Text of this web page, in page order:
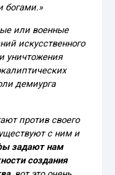
богами.»
или военные
искусственного
уничтожения
демиурга
против своего
с ним и
задают нам
создания